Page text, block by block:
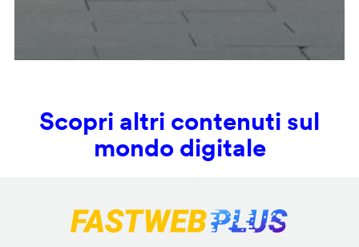
Scopri altri contenuti sul
mondo digitale